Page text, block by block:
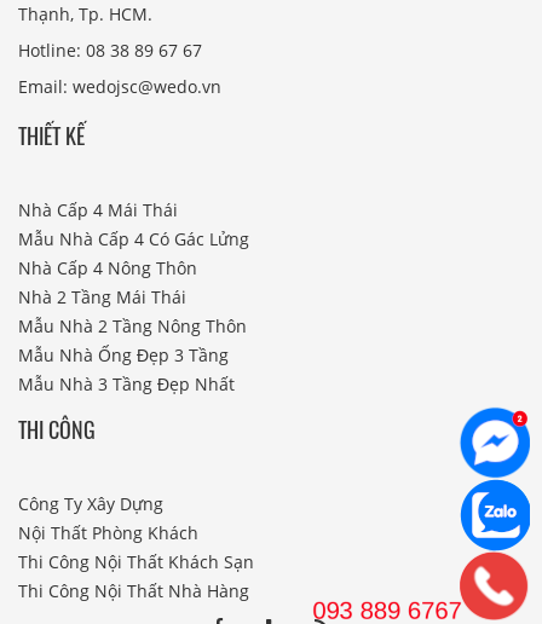
Thạnh, Tp. HCM.
Hotline: 08 38 89 67 67
Email: wedojsc@wedo.vn
THIẾT KẾ
Nhà Cấp 4 Mái Thái
Mẫu Nhà Cấp 4 Có Gác Lửng
Nhà Cấp 4 Nông Thôn
Nhà 2 Tầng Mái Thái
Mẫu Nhà 2 Tầng Nông Thôn
Mẫu Nhà Ống Đẹp 3 Tầng
Mẫu Nhà 3 Tầng Đẹp Nhất
THI CÔNG
Công Ty Xây Dựng
Nội Thất Phòng Khách
Thi Công Nội Thất Khách Sạn
Thi Công Nội Thất Nhà Hàng